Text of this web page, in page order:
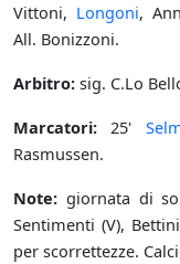
Vittoni, Longoni,
All. Bonizzoni.
Arbitro: sig. C.Lo
Marcatori: 25'
Rasmussen.
Note: giornata di
Sentimenti (V),
per scorrettezze.